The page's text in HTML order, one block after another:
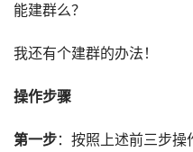
能建群么？
我还有个建群的办法！
操作步骤
第一步：按照上述前三步操